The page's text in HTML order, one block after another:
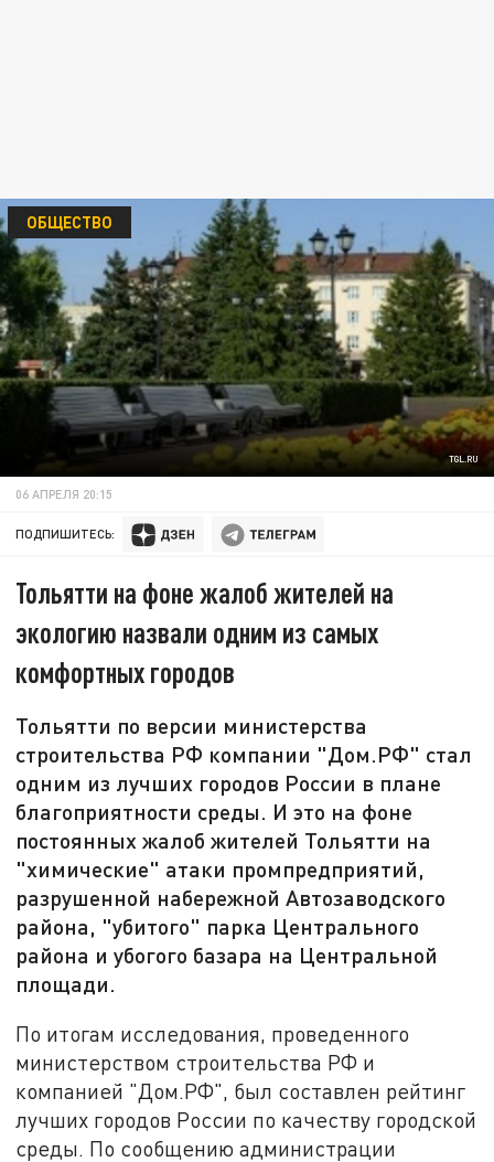
TGL.RU
ОБЩЕСТВО
06 АПРЕЛЯ 20:15
ПОДПИШИТЕСЬ:
Тольятти на фоне жалоб жителей на
экологию назвали одним из самых
комфортных городов
Тольятти по версии министерства
строительства РФ компании "Дом.РФ" стал
одним из лучших городов России в плане
благоприятности среды. И это на фоне
постоянных жалоб жителей Тольятти на
"химические" атаки промпредприятий,
разрушенной набережной Автозаводского
района, "убитого" парка Центрального
района и убогого базара на Центральной
площади.
По итогам исследования, проведенного
министерством строительства РФ и
компанией "Дом.РФ", был составлен рейтинг
лучших городов России по качеству городской
среды. По сообщению администрации